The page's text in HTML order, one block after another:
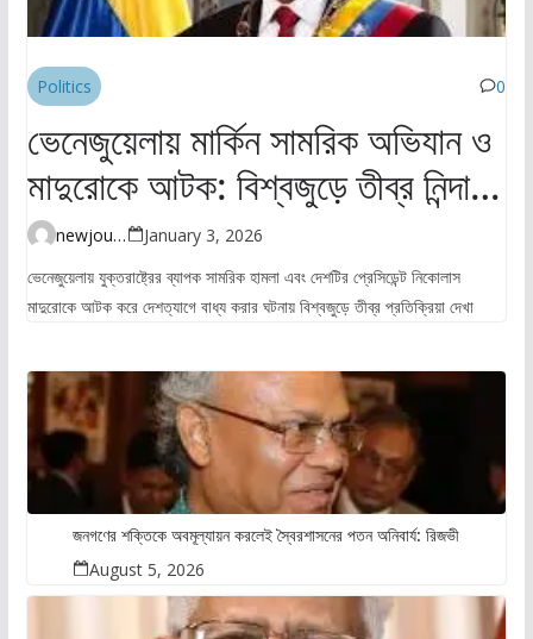
Politics 0
ভেনেজুয়েলায় মার্কিন সামরিক অভিযান ও
মাদুরোকে আটক: বিশ্বজুড়ে তীব্র নিন্দা ও
উদ্বেগ newjourney4045@gmail.com
January 3, 2026
ভেনেজুয়েলায় যুক্তরাষ্ট্রের ব্যাপক সামরিক হামলা এবং দেশটির প্রেসিডেন্ট নিকোলাস
মাদুরোকে আটক করে দেশত্যাগে বাধ্য করার ঘটনায় বিশ্বজুড়ে তীব্র প্রতিক্রিয়া দেখা
জনগণের শক্তিকে অবমূল্যায়ন করলেই স্বৈরশাসনের পতন অনিবার্য: রিজভী
August 5, 2026